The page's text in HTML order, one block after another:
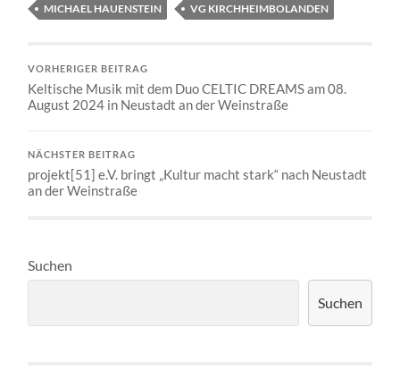
MICHAEL HAUENSTEIN
VG KIRCHHEIMBOLANDEN
VORHERIGER BEITRAG
Keltische Musik mit dem Duo CELTIC DREAMS am 08.
August 2024 in Neustadt an der Weinstraße
NÄCHSTER BEITRAG
projekt[51] e.V. bringt „Kultur macht stark“ nach Neustadt
an der Weinstraße
Suchen
Suchen